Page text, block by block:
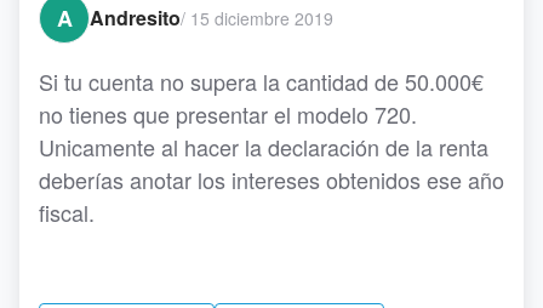
A
Andresito/ 15 diciembre 2019
Si tu cuenta no supera la cantidad de 50.000€
no tienes que presentar el modelo 720.
Unicamente al hacer la declaración de la renta
deberías anotar los intereses obtenidos ese año
fiscal.